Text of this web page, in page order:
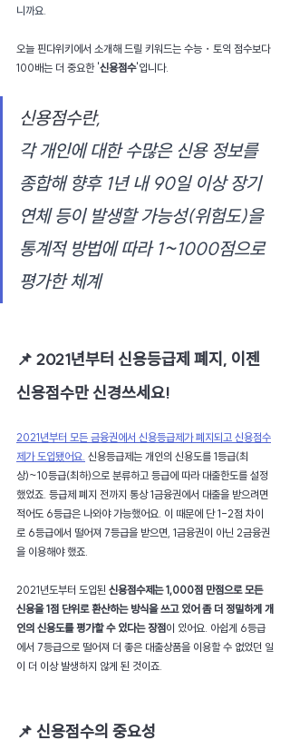
니까요.
오늘 핀다위키에서 소개해 드릴 키워드는 수능・토익 점수보다
100배는 더 중요한 '신용점수'입니다.
신용점수란,
각 개인에 대한 수많은 신용 정보를
종합해 향후 1년 내 90일 이상 장기
연체 등이 발생할 가능성(위험도)을
통계적 방법에 따라 1~1000점으로
평가한 체계
📌 2021년부터 신용등급제 폐지, 이젠
신용점수만 신경쓰세요!
2021년부터 모든 금융권에서 신용등급제가 폐지되고 신용점수
제가 도입됐어요. 신용등급제는 개인의 신용도를 1등급(최
상)~10등급(최하)으로 분류하고 등급에 따라 대출한도를 설정
했었죠. 등급제 폐지 전까지 통상 1금융권에서 대출을 받으려면
적어도 6등급은 나와야 가능했어요. 이 때문에 단 1-2점 차이
로 6등급에서 떨어져 7등급을 받으면, 1금융권이 아닌 2금융권
을 이용해야 했죠.
2021년도부터 도입된 신용점수제는 1,000점 만점으로 모든
신용을 1점 단위로 환산하는 방식을 쓰고 있어 좀 더 정밀하게 개
인의 신용도를 평가할 수 있다는 장점 이 있어요. 아쉽게 6등급
에서 7등급으로 떨어져 더 좋은 대출상품을 이용할 수 없었던 일
이 더 이상 발생하지 않게 된 것이죠.
📌 신용점수의 중요성